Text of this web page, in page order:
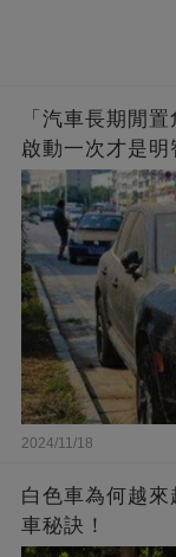
「汽車長期閒
啟動一次才是明
2024/11/18
白色車為何越
車秘訣！